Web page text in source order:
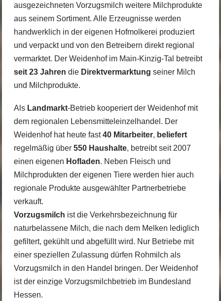
ausgezeichneten Vorzugsmilch weitere Milchprodukte
aus seinem Sortiment. Alle Erzeugnisse werden
handwerklich in der eigenen Hofmolkerei produziert
und verpackt und von den Betreibern direkt regional
vermarktet. Der Weidenhof im Main-Kinzig-Tal betreibt
seit 23 Jahren die Direktvermarktung seiner Milch
und Milchprodukte.
Als Landmarkt-Betrieb kooperiert der Weidenhof mit
dem regionalen Lebensmitteleinzelhandel. Der
Weidenhof hat heute fast40 Mitarbeiter, beliefert
regelmäßig über550 Haushalte, betreibt seit 2007
einen eigenen Hofladen. Neben Fleisch und
Milchprodukten der eigenen Tiere werden hier auch
regionale Produkte ausgewählter Partnerbetriebe
verkauft.
Vorzugsmilch ist die Verkehrsbezeichnung für
naturbelassene Milch, die nach dem Melken lediglich
gefiltert, gekühlt und abgefüllt wird. Nur Betriebe mit
einer speziellen Zulassung dürfen Rohmilch als
Vorzugsmilch in den Handel bringen. Der Weidenhof
ist der einzige Vorzugsmilchbetrieb im Bundesland
Hessen.